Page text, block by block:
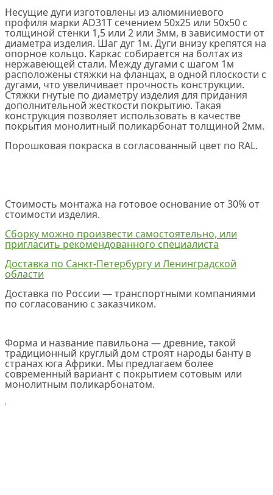
Несущие дуги изготовлены из алюминиевого
профиля марки AD31T сечением 50х25 или 50х50 с
толщиной стенки 1,5 или 2 или 3мм, в зависимости от
диаметра изделия. Шаг дуг 1м. Дуги внизу крепятся на
опорное кольцо. Каркас собирается на болтах из
нержавеющей стали. Между дугами с шагом 1м
расположены стяжки на фланцах, в одной плоскости с
дугами, что увеличивает прочность конструкции.
Стяжки гнутые по диаметру изделия для придания
дополнительной жесткости покрытию. Такая
конструкция позволяет использовать в качестве
покрытия монолитный поликарбонат толщиной 2мм.
Порошковая покраска в согласованный цвет по RAL.
Стоимость монтажа на готовое основание от 30% от
стоимости изделия.
Сборку можно произвести самостоятельно, или
пригласить рекомендованного специалиста
Доставка по Санкт-Петербургу и Ленинградской
области
Доставка по России — транспортными компаниями
по согласованию с заказчиком.
Форма и название павильона — древние, такой
традиционный круглый дом строят народы банту в
странах юга Африки. Мы предлагаем более
современный вариант с покрытием сотовым или
монолитным поликарбонатом.